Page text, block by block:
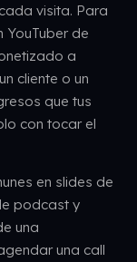
visita. Para
de
a
cliente o un
que tus
con tocar el
en slides de
podcast y
una
una call